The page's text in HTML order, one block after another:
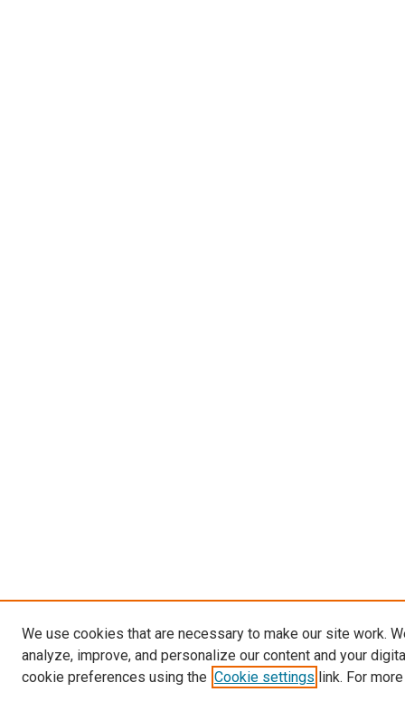
We use cookies that are necessary to make our site work.
analyze, improve, and personalize our content and your
cookie preferences using the Cookie settings link. For